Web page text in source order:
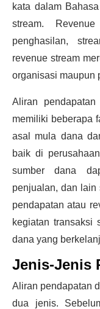
kata dalam
stream.
penghasilan,
revenue stream
organisasi maupun
Aliran
memiliki beberapa
asal mula dana
baik di
sumber dana
penjualan, dan lain
pendapatan atau
kegiatan transaksi
dana yang
Jenis-Jenis
Aliran pendapatan
dua jenis.